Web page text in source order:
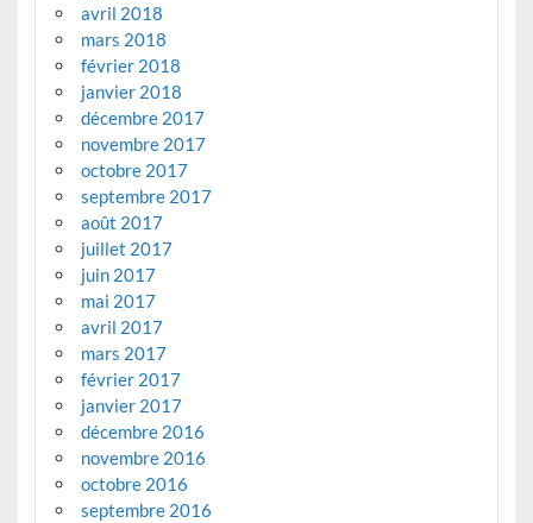
avril 2018
mars 2018
février 2018
janvier 2018
décembre 2017
novembre 2017
octobre 2017
septembre 2017
août 2017
juillet 2017
juin 2017
mai 2017
avril 2017
mars 2017
février 2017
janvier 2017
décembre 2016
novembre 2016
octobre 2016
septembre 2016